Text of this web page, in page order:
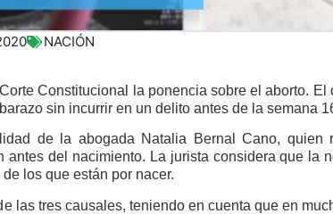
NACIÓN
Constitucional la ponencia sobre el aborto. El
sin incurrir en un delito antes de la semana
de la abogada Natalia Bernal Cano, quien
del nacimiento. La jurista considera que la
los que están por nacer.
las tres causales, teniendo en cuenta que en